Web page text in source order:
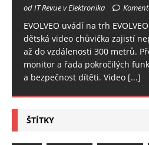
od IT Revue v Elektronika
EVOLVEO uvádí na trh
dětská video chůvička zajistí
až do vzdálenosti 300 metrů.
monitor a řada pokročilých
a bezpečnost dítěti. Video [...]
ŠTÍTKY